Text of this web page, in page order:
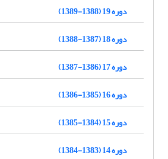
دوره 19 (1388-1389)
دوره 18 (1387-1388)
دوره 17 (1386-1387)
دوره 16 (1385-1386)
دوره 15 (1384-1385)
دوره 14 (1383-1384)